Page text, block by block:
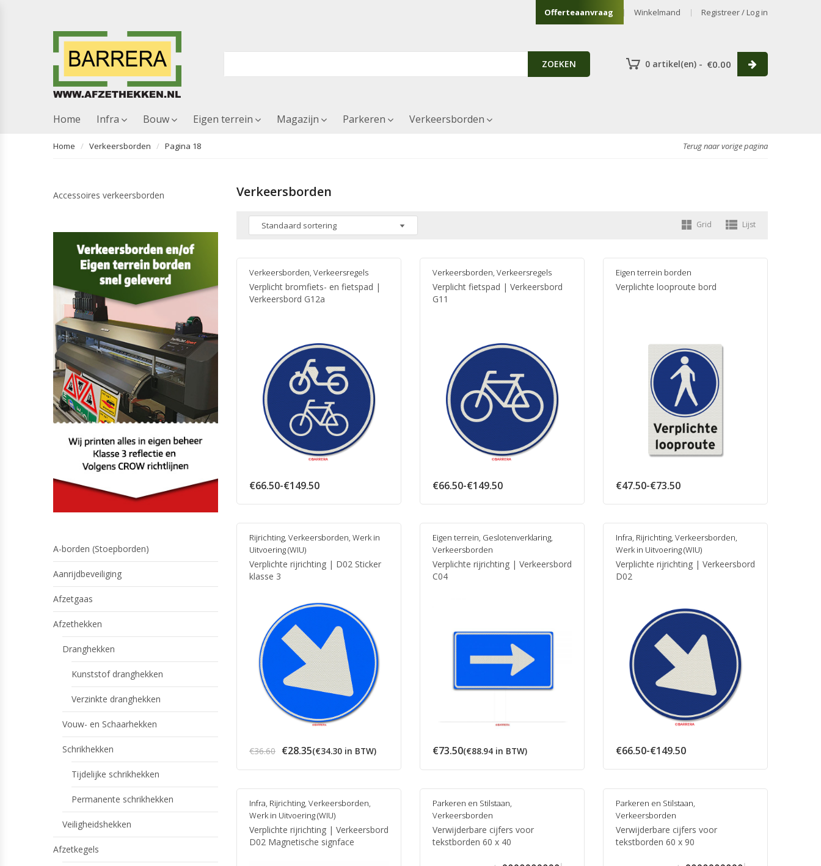
Offerteaanvraag Winkelmand Registreer / Log in
ZOEKEN 0 artikel(en) - €0.00
Home Infra Bouw Eigen terrein Magazijn Parkeren Verkeersborden
Home Verkeersborden Pagina 18 Terug naar vorige pagina
Verkeersborden
Grid Lijst
Verkeersborden, Verkeersregels
Verplicht bromfiets- en fietspad |
Verkeersbord G12a
€66.50-€149.50Prijsklasse:
€149.50
Verkeersborden, Verkeersregels
Verplicht fietspad | Verkeersbord
G11
€66.50-€149.50Prijsklasse:
€149.50
Eigen terrein borden
Verplichte looproute bord
€47.50-€73.50Prijsklasse:
€73.50
Rijrichting, Verkeersborden, Werk in
Uitvoering (WIU)
Verplichte rijrichting | D02 Sticker
klasse 3
€36.60 Oorspronkelijke
was:
€36.60.
€28.35Huidige
is:
€28.35.
(€34.30 in BTW)
Eigen terrein, Geslotenverklaring,
Verkeersborden
Verplichte rijrichting | Verkeersbord
C04
€73.50(€88.94in BTW)
Infra, Rijrichting, Verkeersborden,
Werk in Uitvoering (WIU)
Verplichte rijrichting | Verkeersbord
D02
€66.50-€149.50Prijsklasse:
€149.50
Infra, Rijrichting, Verkeersborden,
Werk in Uitvoering (WIU)
Verplichte rijrichting | Verkeersbord
D02 Magnetische signface
Parkeren en Stilstaan,
Verkeersborden
Verwijderbare cijfers voor
tekstborden 60 x 40
Parkeren en Stilstaan,
Verkeersborden
Verwijderbare cijfers voor
tekstborden 60 x 90
Accessoires verkeersborden
A-borden (Stoepborden)
Aanrijdbeveiliging
Afzetgaas
Afzethekken
Dranghekken
Kunststof dranghekken
Verzinkte dranghekken
Vouw- en Schaarhekken
Schrikhekken
Tijdelijke schrikhekken
Permanente schrikhekken
Veiligheidshekken
Afzetkegels